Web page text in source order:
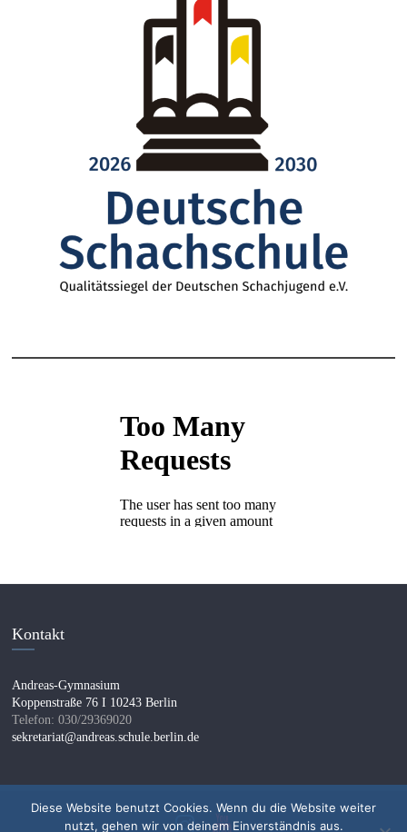
Kontakt
Andreas-Gymnasium
Koppenstraße 76 I 10243 Berlin
Telefon: 030/29369020
sekretariat@andreas.schule.berlin.de
Diese Website benutzt Cookies. Wenn du die Website weiter
nutzt, gehen wir von deinem Einverständnis aus.